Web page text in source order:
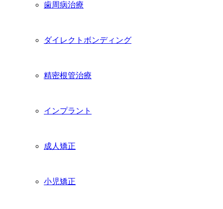
歯周病治療
ダイレクトボンディング
精密根管治療
インプラント
成人矯正
小児矯正